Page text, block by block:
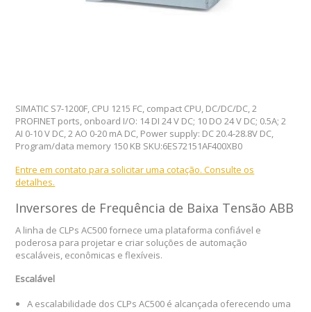
SIMATIC S7-1200F, CPU 1215 FC, compact CPU, DC/DC/DC, 2
PROFINET ports, onboard I/O: 14 DI 24 V DC; 10 DO 24 V DC; 0.5A; 2
AI 0-10 V DC, 2 AO 0-20 mA DC, Power supply: DC 20.4-28.8V DC,
Program/data memory 150 KB SKU:6ES72151AF400XB0
Entre em contato para solicitar uma cotação. Consulte os
detalhes.
Inversores de Frequência de Baixa Tensão ABB
A linha de CLPs AC500 fornece uma plataforma confiável e
poderosa para projetar e criar soluções de automação
escaláveis, econômicas e flexíveis.
Escalável
A escalabilidade dos CLPs AC500 é alcançada oferecendo uma